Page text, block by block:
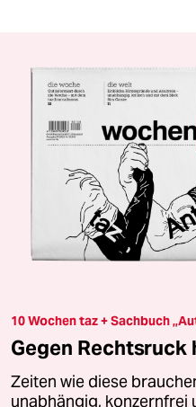
10 Wochen taz + Sachbuch
Gegen
Zeiten wie diese
unabhängig, konzernfrei